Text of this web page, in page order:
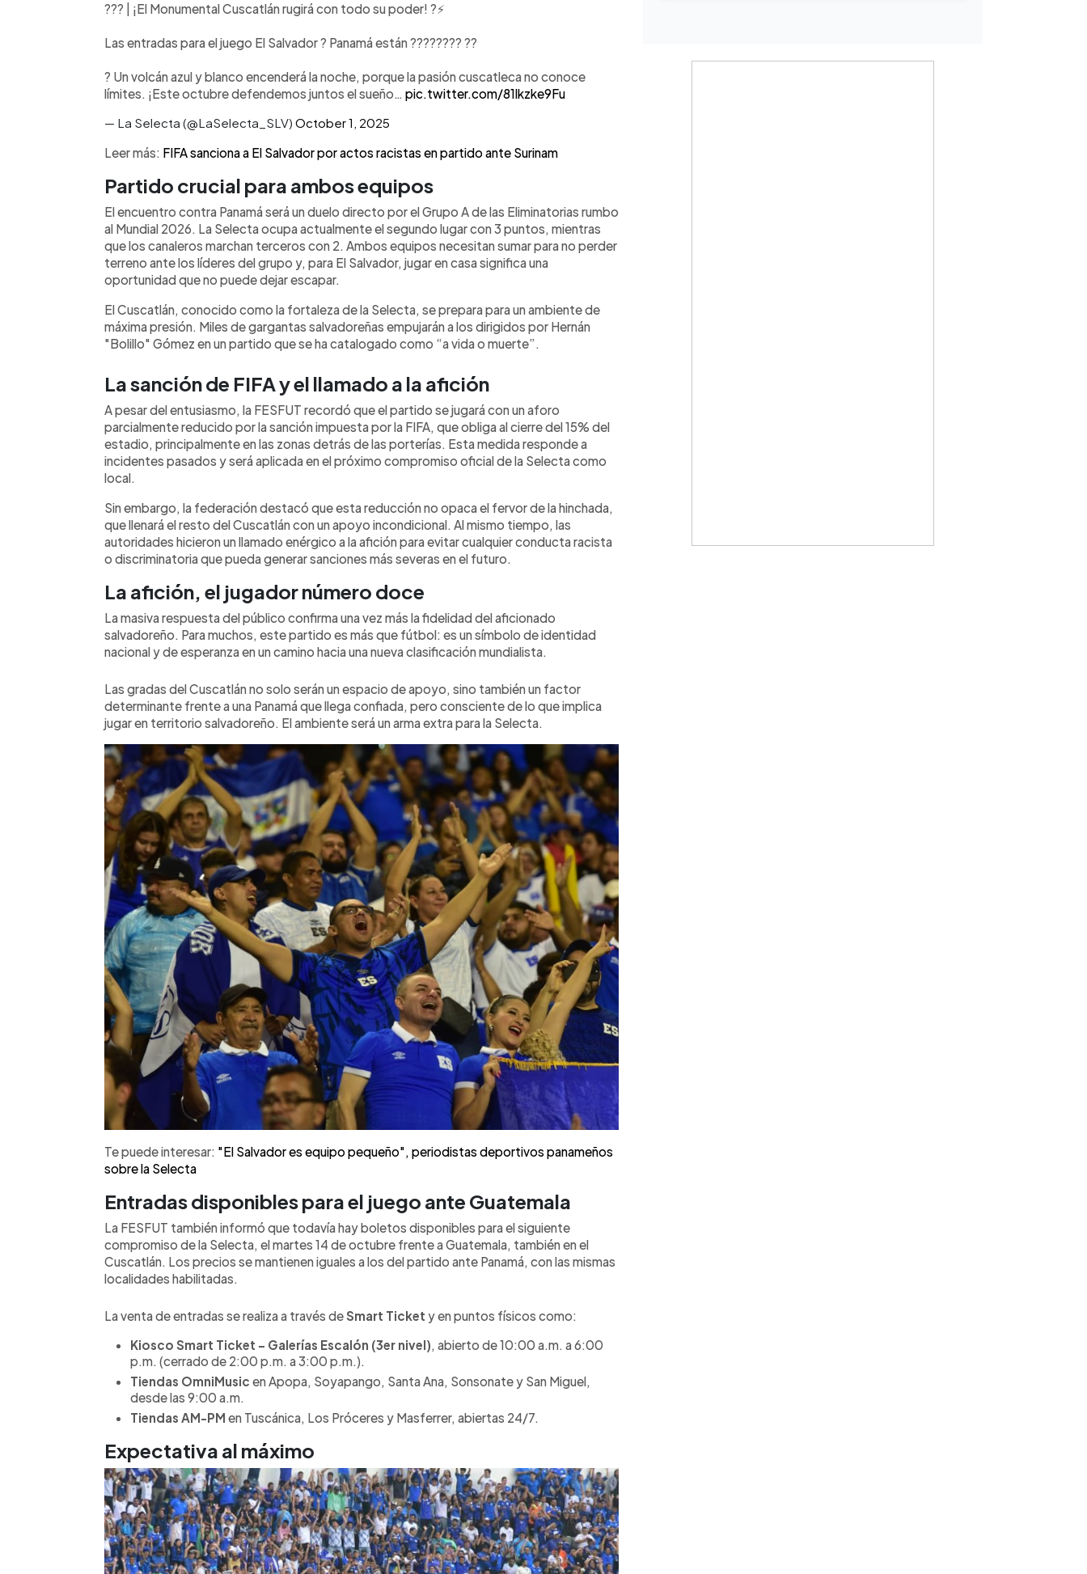
??? | ¡El Monumental Cuscatlán rugirá con todo su poder! ?️⚡
Las entradas para el juego El Salvador ? Panamá están ???????? ?️?
? Un volcán azul y blanco encenderá la noche, porque la pasión cuscatleca no conoce
límites. ¡Este octubre defendemos juntos el sueño… pic.twitter.com/81lkzke9Fu
— La Selecta (@LaSelecta_SLV) October 1, 2025
Leer más: FIFA sanciona a El Salvador por actos racistas en partido ante Surinam
Partido crucial para ambos equipos
El encuentro contra Panamá será un duelo directo por el Grupo A de las Eliminatorias rumbo
al Mundial 2026. La Selecta ocupa actualmente el segundo lugar con 3 puntos, mientras
que los canaleros marchan terceros con 2. Ambos equipos necesitan sumar para no perder
terreno ante los líderes del grupo y, para El Salvador, jugar en casa significa una
oportunidad que no puede dejar escapar.
El Cuscatlán, conocido como la fortaleza de la Selecta, se prepara para un ambiente de
máxima presión. Miles de gargantas salvadoreñas empujarán a los dirigidos por Hernán
"Bolillo" Gómez en un partido que se ha catalogado como “a vida o muerte”.
La sanción de FIFA y el llamado a la afición
A pesar del entusiasmo, la FESFUT recordó que el partido se jugará con un aforo
parcialmente reducido por la sanción impuesta por la FIFA, que obliga al cierre del 15% del
estadio, principalmente en las zonas detrás de las porterías. Esta medida responde a
incidentes pasados y será aplicada en el próximo compromiso oficial de la Selecta como
local.
Sin embargo, la federación destacó que esta reducción no opaca el fervor de la hinchada,
que llenará el resto del Cuscatlán con un apoyo incondicional. Al mismo tiempo, las
autoridades hicieron un llamado enérgico a la afición para evitar cualquier conducta racista
o discriminatoria que pueda generar sanciones más severas en el futuro.
La afición, el jugador número doce
La masiva respuesta del público confirma una vez más la fidelidad del aficionado
salvadoreño. Para muchos, este partido es más que fútbol: es un símbolo de identidad
nacional y de esperanza en un camino hacia una nueva clasificación mundialista.
Las gradas del Cuscatlán no solo serán un espacio de apoyo, sino también un factor
determinante frente a una Panamá que llega confiada, pero consciente de lo que implica
jugar en territorio salvadoreño. El ambiente será un arma extra para la Selecta.
Te puede interesar: "El Salvador es equipo pequeño", periodistas deportivos panameños
sobre la Selecta
Entradas disponibles para el juego ante Guatemala
La FESFUT también informó que todavía hay boletos disponibles para el siguiente
compromiso de la Selecta, el martes 14 de octubre frente a Guatemala, también en el
Cuscatlán. Los precios se mantienen iguales a los del partido ante Panamá, con las mismas
localidades habilitadas.
La venta de entradas se realiza a través de Smart Ticket y en puntos físicos como:
Kiosco Smart Ticket – Galerías Escalón (3er nivel), abierto de 10:00 a.m. a 6:00
p.m. (cerrado de 2:00 p.m. a 3:00 p.m.).
Tiendas OmniMusic en Apopa, Soyapango, Santa Ana, Sonsonate y San Miguel,
desde las 9:00 a.m.
Tiendas AM-PM en Tuscánica, Los Próceres y Masferrer, abiertas 24/7.
Expectativa al máximo